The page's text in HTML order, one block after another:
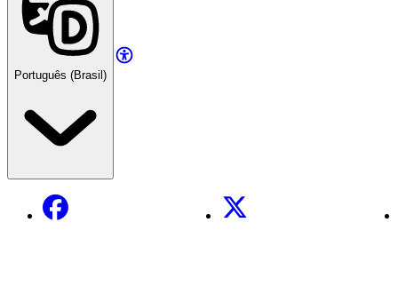
Português (Brasil)
Facebook X